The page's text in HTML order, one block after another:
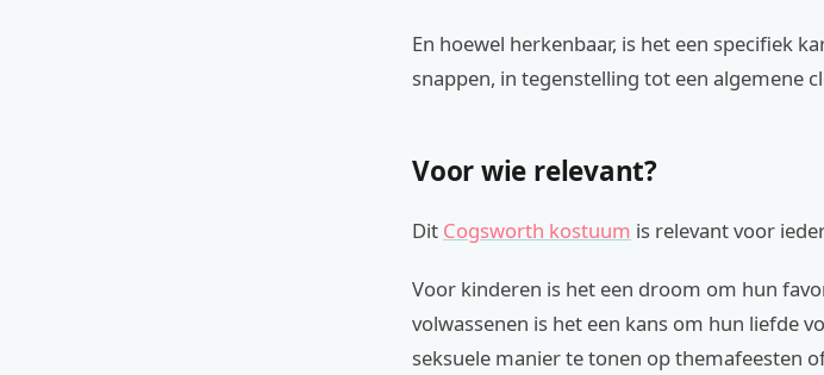
En hoewel herkenbaar, is het een specifiek
snappen, in tegenstelling tot een algemene
Voor wie relevant?
Dit Cogsworth kostuum is relevant voor
Voor kinderen is het een droom om hun
volwassenen is het een kans om hun liefde
seksuele manier te tonen op themafeesten